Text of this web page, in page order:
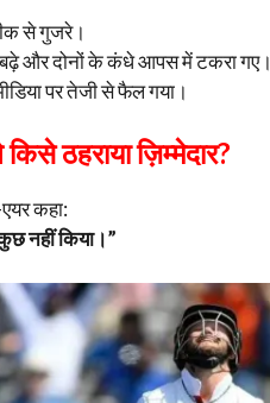
से गुजरे।
और दोनों के कंधे आपस में टकरा गए।
पर तेजी से फैल गया।
ठहराया ज़िम्मेदार?
कहा:
नहीं किया।”